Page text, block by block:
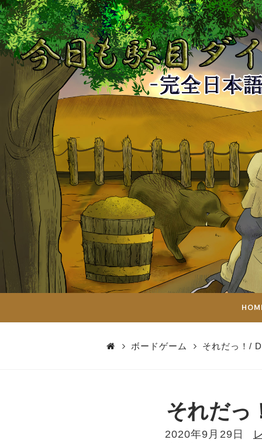
今
日
も
駄
目
ダ
イ
スボードゲーム それだっ！/
それだっ
2020年9月29日